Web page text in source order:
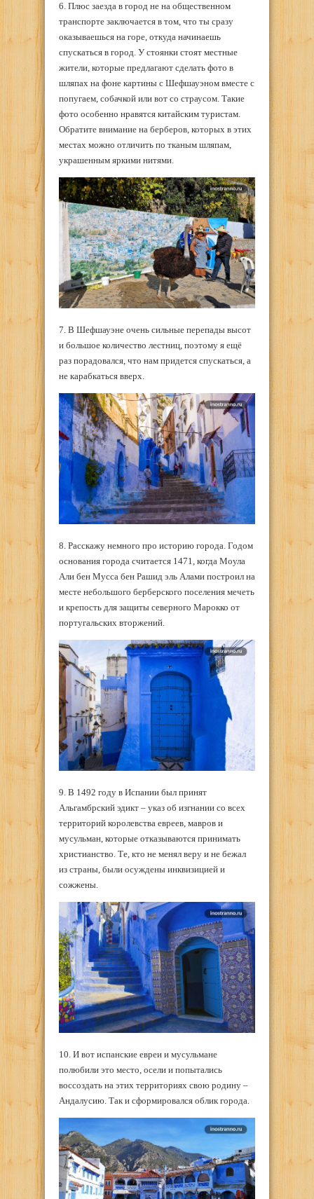
6. Плюс заезда в город не на общественном
транспорте заключается в том, что ты сразу
оказываешься на горе, откуда начинаешь
спускаться в город. У стоянки стоят местные
жители, которые предлагают сделать фото в
шляпах на фоне картины с Шефшауэном вместе с
попугаем, собачкой или вот со страусом. Такие
фото особенно нравятся китайским туристам.
Обратите внимание на берберов, которых в этих
местах можно отличить по тканым шляпам,
украшенным яркими нитями.
7. В Шефшауэне очень сильные перепады высот
и большое количество лестниц, поэтому я ещё
раз порадовался, что нам придется спускаться, а
не карабкаться вверх.
8. Расскажу немного про историю города. Годом
основания города считается 1471, когда Моула
Али бен Мусса бен Рашид эль Алами построил на
месте небольшого берберского поселения мечеть
и крепость для защиты северного Марокко от
португальских вторжений.
9. В 1492 году в Испании был принят
Альгамбрский эдикт – указ об изгнании со всех
территорий королевства евреев, мавров и
мусульман, которые отказываются принимать
христианство. Те, кто не менял веру и не бежал
из страны, были осуждены инквизицией и
сожжены.
10. И вот испанские евреи и мусульмане
полюбили это место, осели и попытались
воссоздать на этих территориях свою родину –
Андалусию. Так и сформировался облик города.